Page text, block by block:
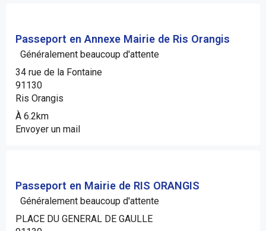
Passeport en Annexe Mairie de Ris Orangis
Généralement beaucoup d'attente
34 rue de la Fontaine
91130
Ris Orangis
À 6.2km
Envoyer un mail
Passeport en Mairie de RIS ORANGIS
Généralement beaucoup d'attente
PLACE DU GENERAL DE GAULLE